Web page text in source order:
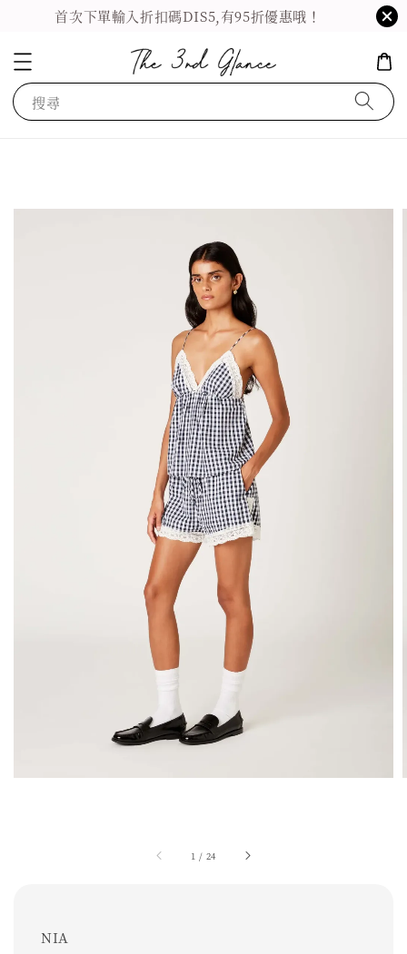
首次下單輸入折扣碼DIS5,有95折優惠哦！
搜尋
1 / 24
NIA